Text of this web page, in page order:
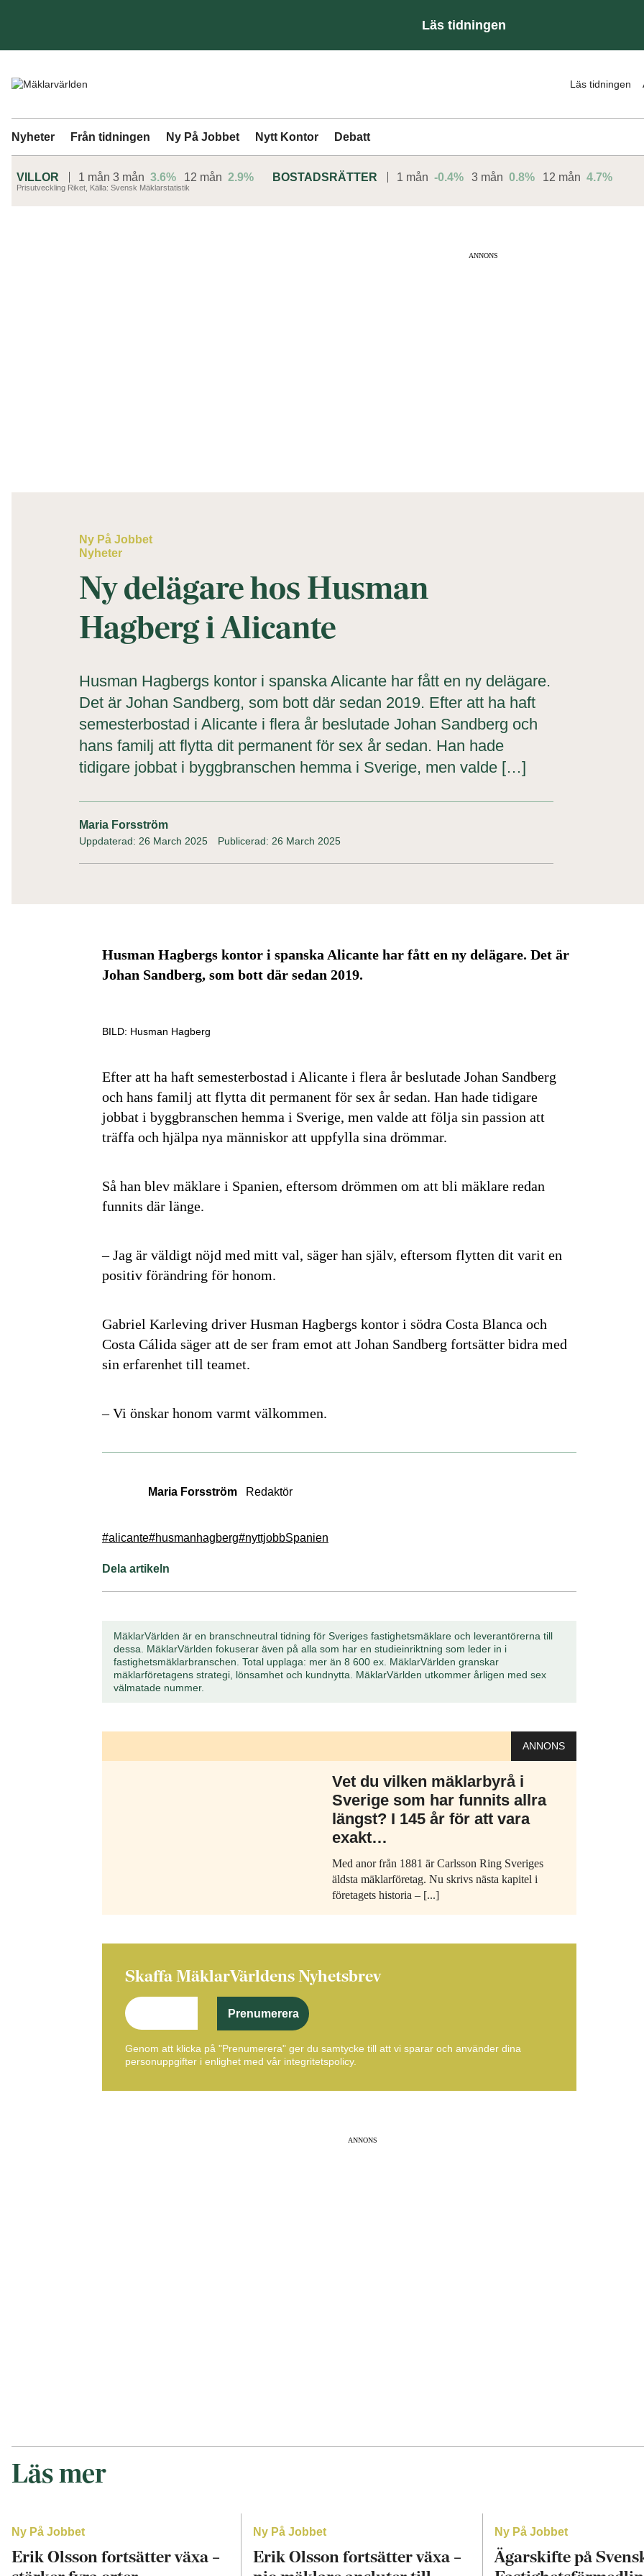
Läs tidningen
Läs tidningen
Nyheter Från tidningen Ny På Jobbet Nytt Kontor Debatt
VILLOR 1 mån 3 mån 3.6% 12 mån 2.9% BOSTADSRÄTTER 1 mån -0.4% 3 mån 0.8% 12 mån 4.7%
Prisutveckling Riket, Källa: Svensk Mäklarstatistik
ANNONS
Ny På Jobbet
Nyheter
Ny delägare hos Husman
Hagberg i Alicante
Husman Hagbergs kontor i spanska Alicante har fått en ny delägare.
Det är Johan Sandberg, som bott där sedan 2019. Efter att ha haft
semesterbostad i Alicante i flera år beslutade Johan Sandberg och
hans familj att flytta dit permanent för sex år sedan. Han hade
tidigare jobbat i byggbranschen hemma i Sverige, men valde […]
Maria Forsström
Uppdaterad: 26 March 2025 Publicerad: 26 March 2025
Husman Hagbergs kontor i spanska Alicante har fått en ny delägare. Det är
Johan Sandberg, som bott där sedan 2019.
BILD: Husman Hagberg
Efter att ha haft semesterbostad i Alicante i flera år beslutade Johan Sandberg
och hans familj att flytta dit permanent för sex år sedan. Han hade tidigare
jobbat i byggbranschen hemma i Sverige, men valde att följa sin passion att
träffa och hjälpa nya människor att uppfylla sina drömmar.
Så han blev mäklare i Spanien, eftersom drömmen om att bli mäklare redan
funnits där länge.
– Jag är väldigt nöjd med mitt val, säger han själv, eftersom flytten dit varit en
positiv förändring för honom.
Gabriel Karleving driver Husman Hagbergs kontor i södra Costa Blanca och
Costa Cálida säger att de ser fram emot att Johan Sandberg fortsätter bidra med
sin erfarenhet till teamet.
– Vi önskar honom varmt välkommen.
Maria Forsström Redaktör
#alicante#husmanhagberg#nyttjobbSpanien
Dela artikeln
MäklarVärlden är en branschneutral tidning för Sveriges fastighetsmäklare och leverantörerna till
dessa. MäklarVärlden fokuserar även på alla som har en studieinriktning som leder in i
fastighetsmäklarbranschen. Total upplaga: mer än 8 600 ex. MäklarVärlden granskar
mäklarföretagens strategi, lönsamhet och kundnytta. MäklarVärlden utkommer årligen med sex
välmatade nummer.
ANNONS
Vet du vilken mäklarbyrå i
Sverige som har funnits allra
längst? I 145 år för att vara
exakt…
Med anor från 1881 är Carlsson Ring Sveriges
äldsta mäklarföretag. Nu skrivs nästa kapitel i
företagets historia – [...]
Skaffa MäklarVärldens Nyhetsbrev
Prenumerera
Genom att klicka på "Prenumerera" ger du samtycke till att vi sparar och använder dina
personuppgifter i enlighet med vår integritetspolicy.
ANNONS
Läs mer
Ny På Jobbet
Erik Olsson fortsätter växa –
Ny På Jobbet
Erik Olsson fortsätter växa –
Ny På Jobbet
Ägarskifte på